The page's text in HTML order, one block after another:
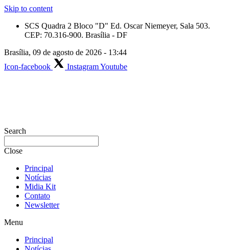
Skip to content
SCS Quadra 2 Bloco "D" Ed. Oscar Niemeyer, Sala 503.
CEP: 70.316-900. Brasília - DF
Brasília, 09 de agosto de 2026 - 13:44
Icon-facebook
InstagramYoutube
Search
Close
Principal
Notícias
Midia Kit
Contato
Newsletter
Menu
Principal